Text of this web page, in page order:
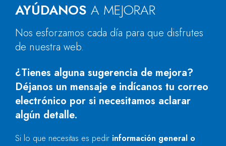
AYÚDANOS A MEJORAR
Nos esforzamos cada día para que disfrutes
de nuestra web.
¿Tienes alguna sugerencia de mejora?
Déjanos un mensaje e indícanos tu correo
electrónico por si necesitamos aclarar
algún detalle.
Si lo que necesitas es pedir información general o